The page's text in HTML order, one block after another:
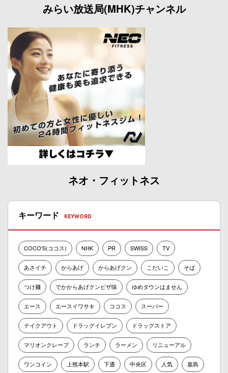
みらい放送局(MHK)チャンネル
ネオ・フィットネス
キーワード
COCO'S(ココス) NHK PR SWISS TV
あさイチ からあげ からあげクン こだいこ そば
つけ麺 でかからあげクンピザ味 ゆめタウンはません
エース エースイワサキ ココス スーパー
テイクアウト ドラッグイレブン ドラッグストア
マリオンクレープ ランチ ラーメン リニューアル
ワンコイン 上熊本駅 下通 中央区 人気 嘉島